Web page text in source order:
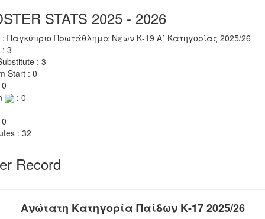
STATS 2025 - 2026
: Παγκύπριο Πρωτάθλημα Νέων Κ-19 Α΄ Κατηγορίας 2025/26
: 3
: 3
Start : 0
: 0
: 32
Record
Ανώτατη Κατηγορία Παίδων Κ-17 2025/26